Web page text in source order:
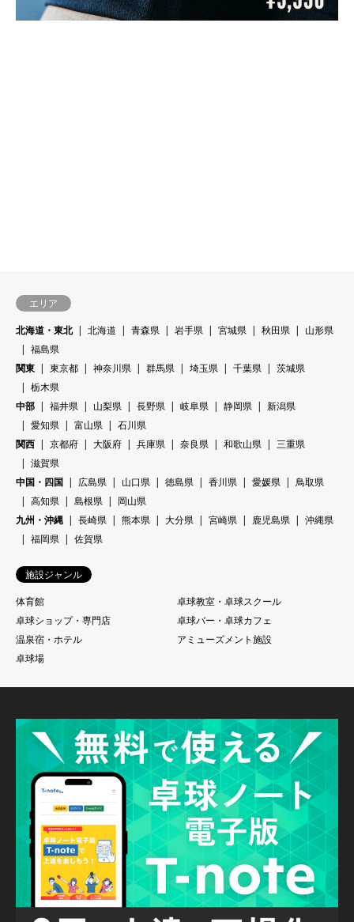
エリア
北海道・東北
北海道 青森県 岩手県 宮城県 秋田県
山形県
福島県
関東
東京都 神奈川県 群馬県 埼玉県 千葉県
茨城県
栃木県
中部
福井県 山梨県 長野県 岐阜県 静岡県
新潟県
愛知県
富山県
石川県
関西
京都府 大阪府 兵庫県 奈良県 和歌山県
三重県
滋賀県
中国・四国
広島県 山口県 徳島県 香川県 愛媛県
鳥取県
高知県
島根県
岡山県
九州・沖縄
長崎県 熊本県 大分県 宮崎県 鹿児島県
沖縄県
福岡県
佐賀県
施設ジャンル
体育館
卓球教室・卓球スクール
卓球ショップ・専門店
卓球バー・卓球カフェ
温泉宿・ホテル
アミューズメント施設
卓球場